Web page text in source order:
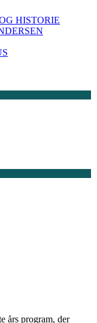
HISTORIE
års program, der